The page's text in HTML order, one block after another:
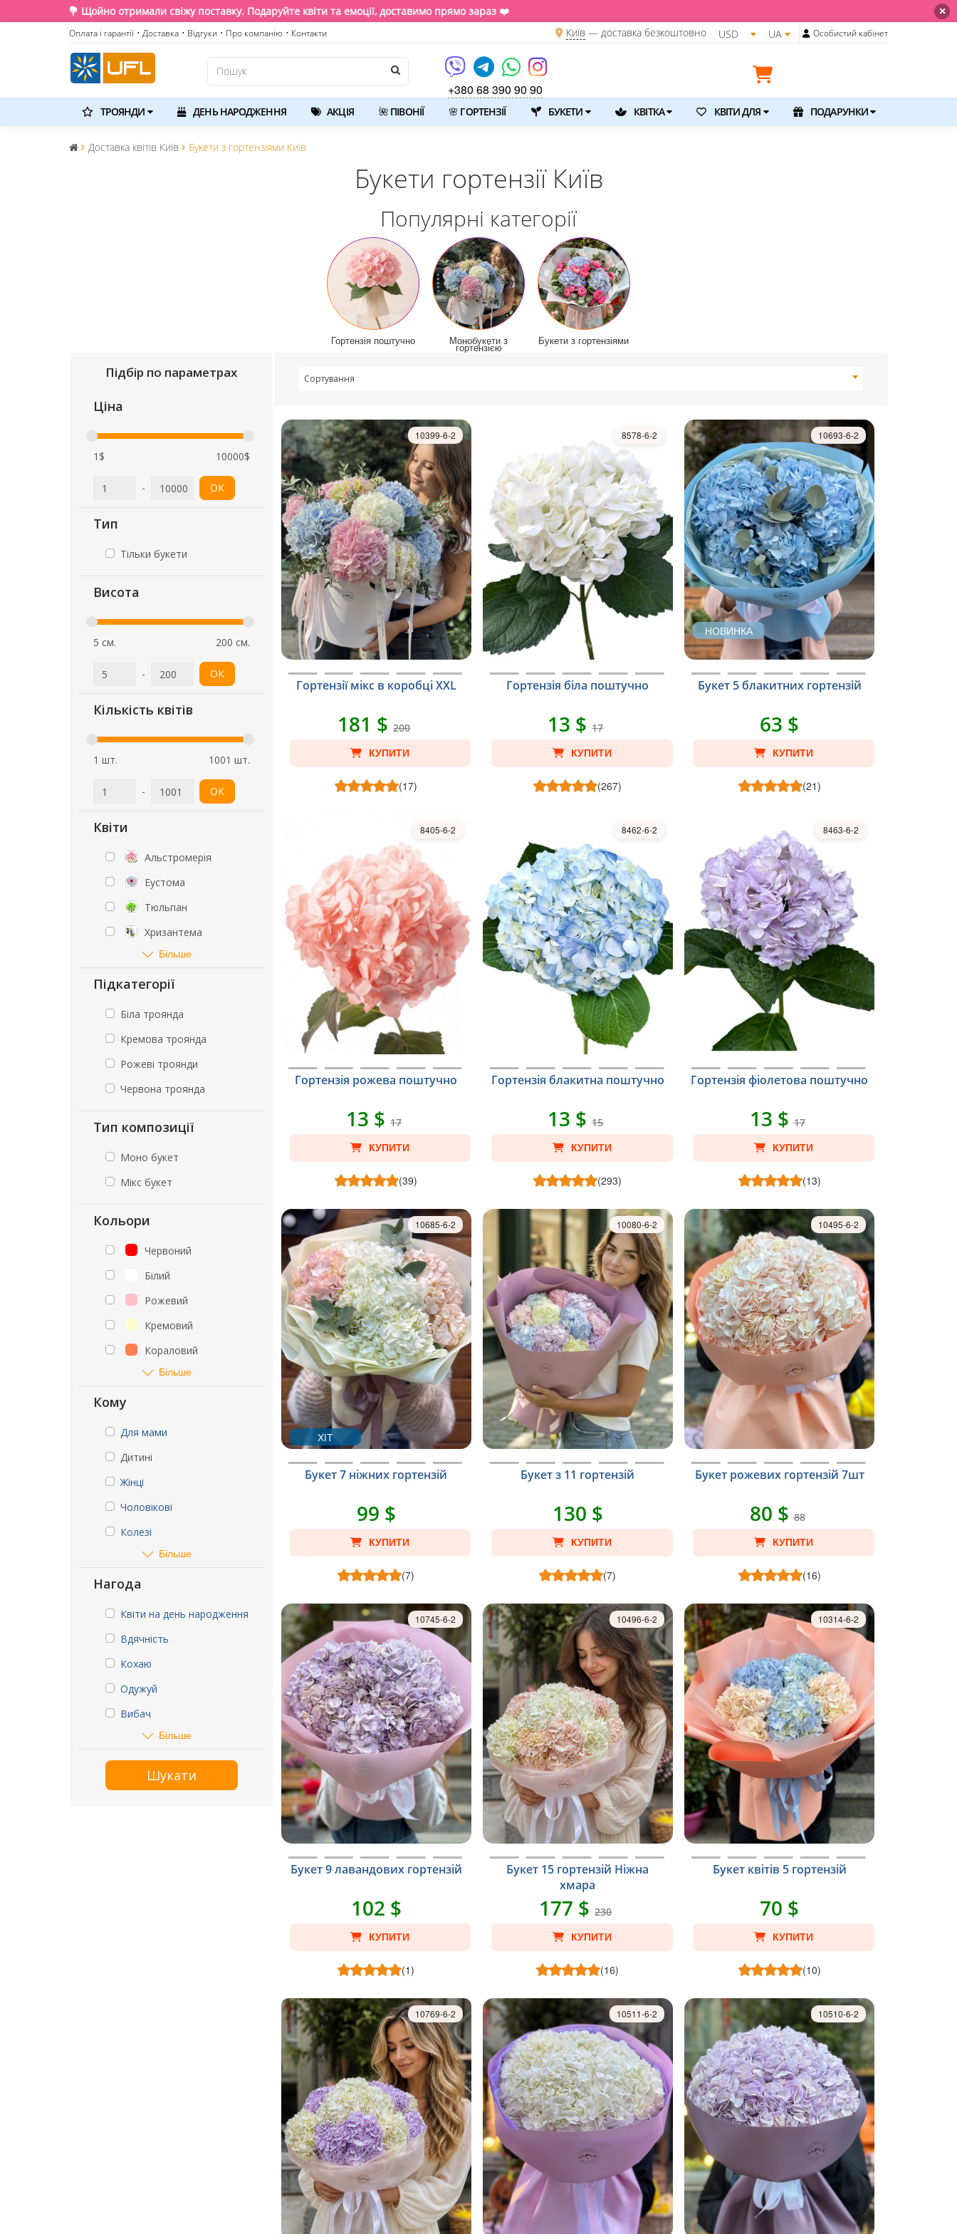
поставку. Подаруйте квіти та емоції, доставимо прямо зараз ❤️
×
Оплата і гарантії • Доставка • Відгуки • Про компанію • Контакти Київ— доставка безкоштовно USD UA Особистий кабінет
+380 68 390 90 90
ТРОЯНДИ ДЕНЬ НАРОДЖЕННЯ АКЦІЯ 🌺 ПІВОНІЇ 🌸 ГОРТЕНЗІЇ БУКЕТИ КВІТКА КВІТИ ДЛЯ ПОДАРУНКИ
Доставка квітів Київ Букети з гортензіями Київ
Букети гортензії Київ
Популярні категорії
Гортензія поштучно Монобукети з
гортензією
Букети з гортензіями
Підбір по параметрах
Ціна
1$ 10000$
- ОК
Тип
Тільки букети
Висота
5 см. 200 см.
- ОК
Кількість квітів
1 шт. 1001 шт.
- ОК
Квіти
Альстромерія
Еустома
Тюльпан
Хризантема
Більше
Підкатегорії
Біла троянда
Кремова троянда
Рожеві троянди
Червона троянда
Тип композиції
Моно букет
Мікс букет
Кольори
Червоний
Білий
Рожевий
Кремовий
Кораловий
Більше
Кому
Для мами
Дитині
Жінці
Чоловікові
Колезі
Більше
Нагода
Квіти на день народження
Вдячність
Кохаю
Одужуй
Вибач
Більше
Шукати
Сортування
Гортензії мікс в коробці XXL
10399-6-2
181 $200
КУПИТИ
(17)
Гортензія біла поштучно
8578-6-2
13 $17
КУПИТИ
(267)
НОВИНКА
Букет 5 блакитних гортензій
10693-6-2
63 $
КУПИТИ
(21)
Гортензія рожева поштучно
8405-6-2
13 $17
КУПИТИ
(39)
Гортензія блакитна поштучно
8462-6-2
13 $15
КУПИТИ
(293)
Гортензія фіолетова поштучно
8463-6-2
13 $17
КУПИТИ
(13)
ХІТ
Букет 7 ніжних гортензій
10685-6-2
99 $
КУПИТИ
(7)
Букет з 11 гортензій
10080-6-2
130 $
КУПИТИ
(7)
Букет рожевих гортензій 7шт
10495-6-2
80 $88
КУПИТИ
(16)
Букет 9 лавандових гортензій
10745-6-2
102 $
КУПИТИ
(1)
Букет 15 гортензій Ніжна
хмара
10496-6-2
177 $230
КУПИТИ
(16)
Букет квітів 5 гортензій
10314-6-2
70 $
КУПИТИ
(10)
10769-6-2 10511-6-2 10510-6-2